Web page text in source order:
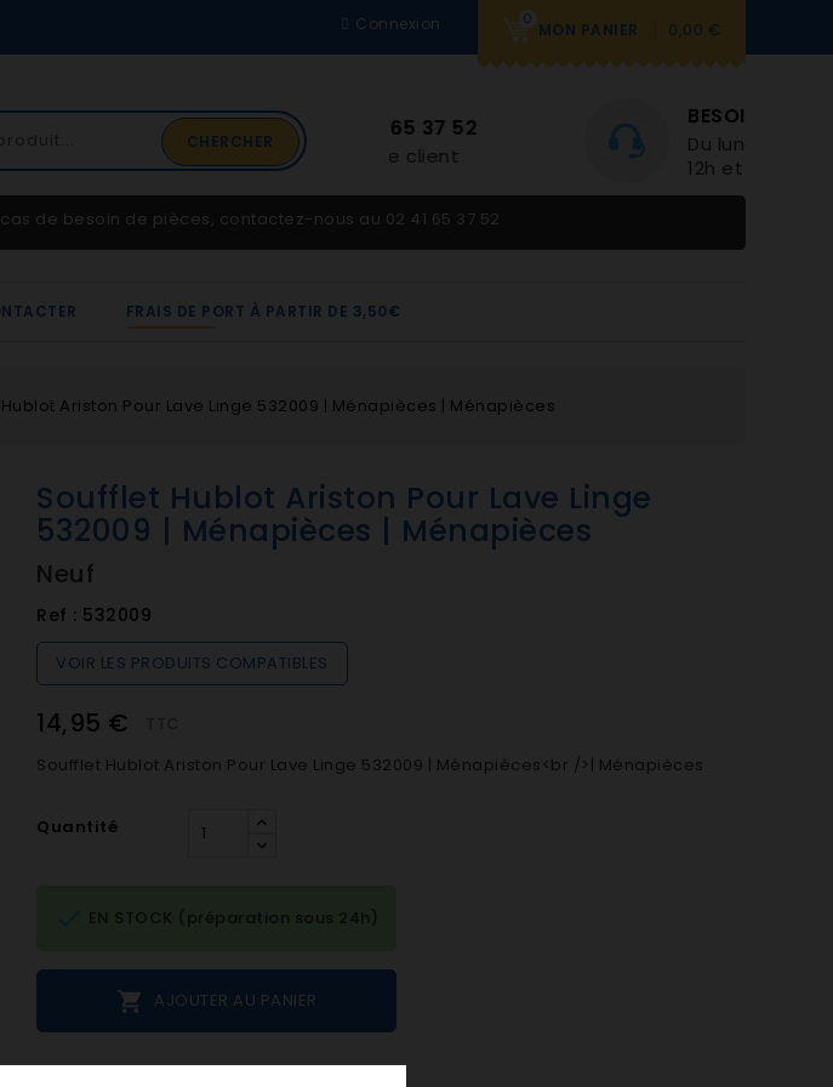
0
MON PANIER 0,00 €
Connexion
CHERCHER
02 41 65 37 52
Service client
Du lundi au vendredi 9h-
cas de besoin de pièces, contactez-nous au 02 41 65 37 52
FRAIS DE PORT À PARTIR DE 3,50€
Ariston Pour Lave Linge 532009 | Ménapièces | Ménapièces
Soufflet Hublot Ariston Pour Lave Linge
532009 | Ménapièces | Ménapièces
Neuf
Ref : 532009
VOIR LES PRODUITS COMPATIBLES
14,95 €
Soufflet Hublot Ariston Pour Lave Linge 532009 | Ménapièces<br />| Ménapièces
Quantité
 AJOUTER AU PANIER
EN STOCK (préparation sous 24h)